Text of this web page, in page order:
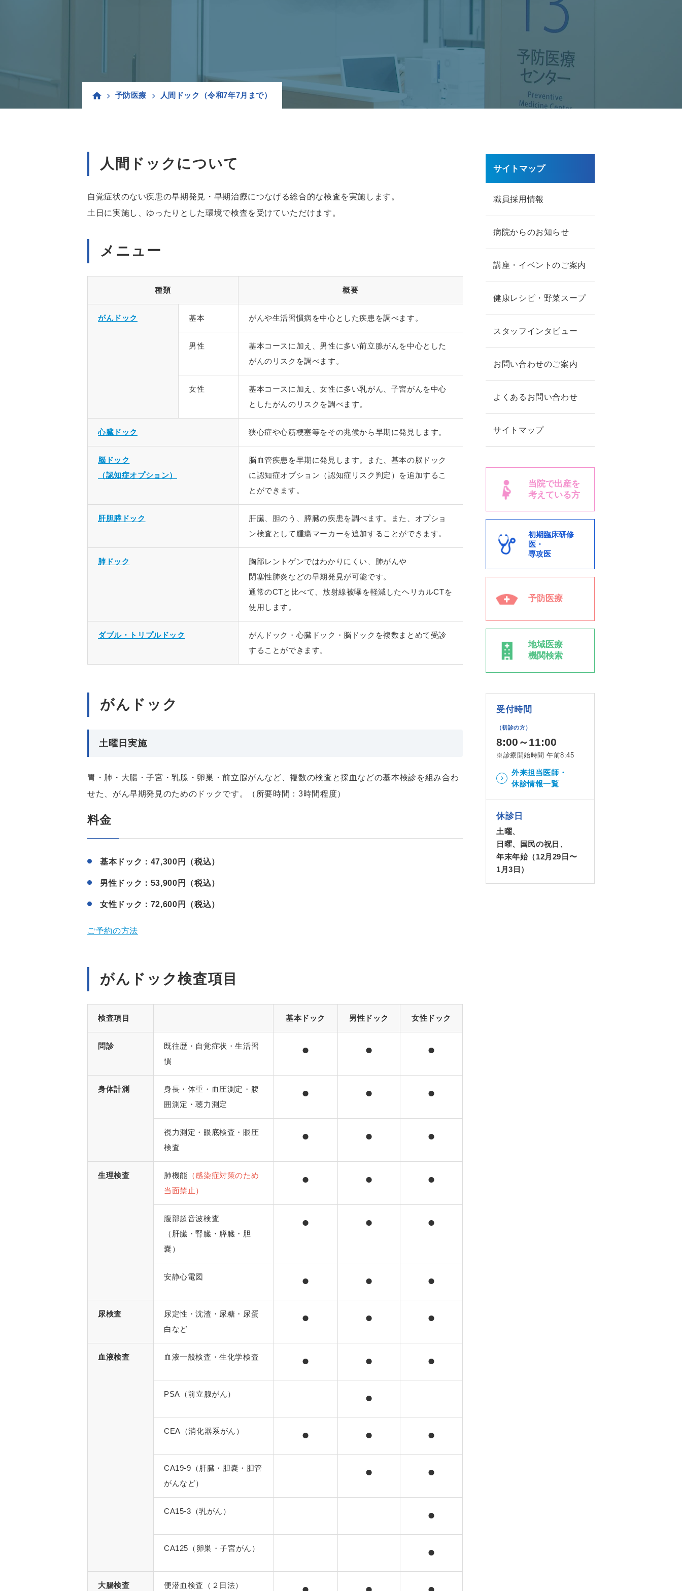
予防医療 人間ドック（令和7年7月まで）
人間ドックについて
自覚症状のない疾患の早期発見・早期治療につなげる総合的な検査を実施します。
土日に実施し、ゆったりとした環境で検査を受けていただけます。
メニュー
種類 概要
がんドック 基本 がんや生活習慣病を中心とした疾患を調べます。
男性
基本コースに加え、男性に多い前立腺がんを中心とした
がんのリスクを調べます。
女性
基本コースに加え、女性に多い乳がん、子宮がんを中心
としたがんのリスクを調べます。
心臓ドック 狭心症や心筋梗塞等をその兆候から早期に発見します。
脳ドック
（認知症オプション）
脳血管疾患を早期に発見します。また、基本の脳ドック
に認知症オプション （認知症リスク判定 ）を追加するこ
とができます。
肝胆膵ドック 肝臓、 胆のう、 膵臓の疾患を調べます。また、オプショ
ン検査として腫瘍マーカーを追加することができます。
肺ドック
胸部レントゲンではわかりにくい、肺がんや
閉塞性肺炎などの早期発見が可能です。
通常のCTと比べて、放射線被曝を軽減したヘリカルCTを
使用します。
ダブル・トリプルドック
がんドック・心臓ドック・脳ドックを複数まとめて受診
することができます。
がんドック
土曜日実施
胃・肺・大腸・子宮・乳腺・卵巣・前立腺がんなど、複数の検査と採血などの基本検診を組み合わ
せた、がん早期発見のためのドックです。（所要時間：3時間程度）
料金
基本ドック：47,300円（税込）
男性ドック：53,900円（税込）
女性ドック：72,600円（税込）
ご予約の方法
がんドック検査項目
検査項目 基本ドック 男性ドック 女性ドック
問診
既往歴・自覚症状・生活習
慣
⚫︎ ⚫︎ ⚫︎
身体計測
身長・体重・血圧測定・腹
囲測定・聴力測定
⚫︎ ⚫︎ ⚫︎
視力測定・眼底検査・眼圧
検査
⚫︎ ⚫︎ ⚫︎
生理検査 肺機能 （感染症対策のため
当面禁止）
⚫︎ ⚫︎ ⚫︎
腹部超音波検査
（肝臓・腎臓・膵臓・胆
嚢）
⚫︎ ⚫︎ ⚫︎
安静心電図 ⚫︎ ⚫︎ ⚫︎
尿検査
尿定性・沈渣・尿糖・尿蛋
白など
⚫︎ ⚫︎ ⚫︎
血液検査 血液一般検査・生化学検査 ⚫︎ ⚫︎ ⚫︎
PSA（前立腺がん） ⚫︎
CEA（消化器系がん） ⚫︎ ⚫︎ ⚫︎
CA19-9（肝臓・胆嚢・胆管
がんなど）
⚫︎ ⚫︎
CA15-3（乳がん） ⚫︎
CA125（卵巣・子宮がん） ⚫︎
大腸検査 便潜血検査（２日法）
サイトマップ
職員採用情報
病院からのお知らせ
講座・イベントのご案内
健康レシピ・野菜スープ
スタッフインタビュー
お問い合わせのご案内
よくあるお問い合わせ
サイトマップ
当院で出産を
考えている方
初期臨床研修
医・
専攻医
予防医療
地域医療
機関検索
受付時間
（初診の方）
8:00～11:00
※診療開始時間 午前8:45
外来担当医師・
休診情報一覧
休診日
土曜、
日曜、国民の祝日、
年末年始（12月29日〜
1月3日）